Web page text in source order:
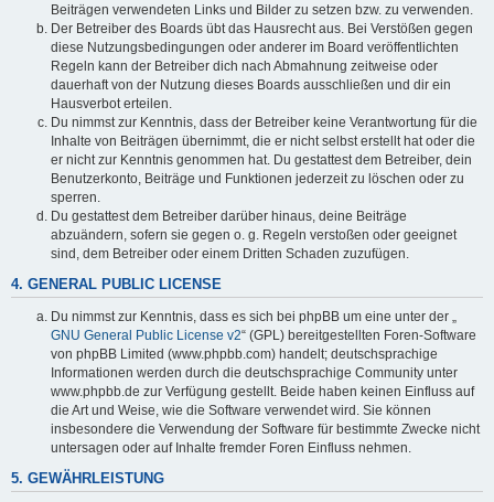
Beiträgen verwendeten Links und Bilder zu setzen bzw. zu verwenden.
Der Betreiber des Boards übt das Hausrecht aus. Bei Verstößen gegen
diese Nutzungsbedingungen oder anderer im Board veröffentlichten
Regeln kann der Betreiber dich nach Abmahnung zeitweise oder
dauerhaft von der Nutzung dieses Boards ausschließen und dir ein
Hausverbot erteilen.
Du nimmst zur Kenntnis, dass der Betreiber keine Verantwortung für die
Inhalte von Beiträgen übernimmt, die er nicht selbst erstellt hat oder die
er nicht zur Kenntnis genommen hat. Du gestattest dem Betreiber, dein
Benutzerkonto, Beiträge und Funktionen jederzeit zu löschen oder zu
sperren.
Du gestattest dem Betreiber darüber hinaus, deine Beiträge
abzuändern, sofern sie gegen o. g. Regeln verstoßen oder geeignet
sind, dem Betreiber oder einem Dritten Schaden zuzufügen.
4. GENERAL PUBLIC LICENSE
Du nimmst zur Kenntnis, dass es sich bei phpBB um eine unter der „
GNU General Public License v2“ (GPL) bereitgestellten Foren-Software
von phpBB Limited (www.phpbb.com) handelt; deutschsprachige
Informationen werden durch die deutschsprachige Community unter
www.phpbb.de zur Verfügung gestellt. Beide haben keinen Einfluss auf
die Art und Weise, wie die Software verwendet wird. Sie können
insbesondere die Verwendung der Software für bestimmte Zwecke nicht
untersagen oder auf Inhalte fremder Foren Einfluss nehmen.
5. GEWÄHRLEISTUNG